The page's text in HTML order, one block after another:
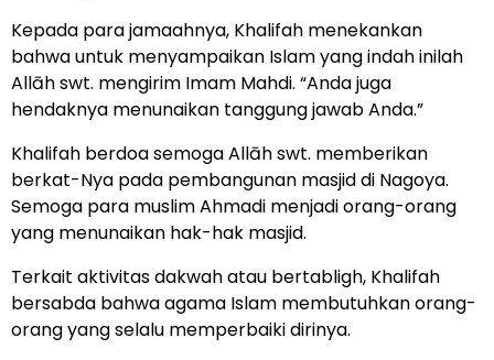
Kepada para jamaahnya, Khalifah menekankan
bahwa untuk menyampaikan Islam yang indah inilah
Allāh swt. mengirim Imam Mahdi. “Anda juga
hendaknya menunaikan tanggung jawab Anda.”
Khalifah berdoa semoga Allāh swt. memberikan
berkat-Nya pada pembangunan masjid di Nagoya.
Semoga para muslim Ahmadi menjadi orang-orang
yang menunaikan hak-hak masjid.
Terkait aktivitas dakwah atau bertabligh, Khalifah
bersabda bahwa agama Islam membutuhkan orang-
orang yang selalu memperbaiki dirinya.